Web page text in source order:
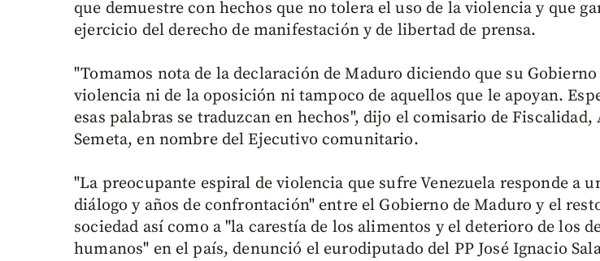
que demuestre con hechos que no tolera el uso de la violencia y que
ejercicio del derecho de manifestación y de libertad de prensa.
"Tomamos nota de la declaración de Maduro diciendo que su
violencia ni de la oposición ni tampoco de aquellos que le apoyan.
esas palabras se traduzcan en hechos", dijo el comisario de Fiscalidad,
Semeta, en nombre del Ejecutivo comunitario.
"La preocupante espiral de violencia que sufre Venezuela responde a
diálogo y años de confrontación" entre el Gobierno de Maduro y el
sociedad así como a "la carestía de los alimentos y el deterioro de los
humanos" en el país, denunció el eurodiputado del PP José Ignacio